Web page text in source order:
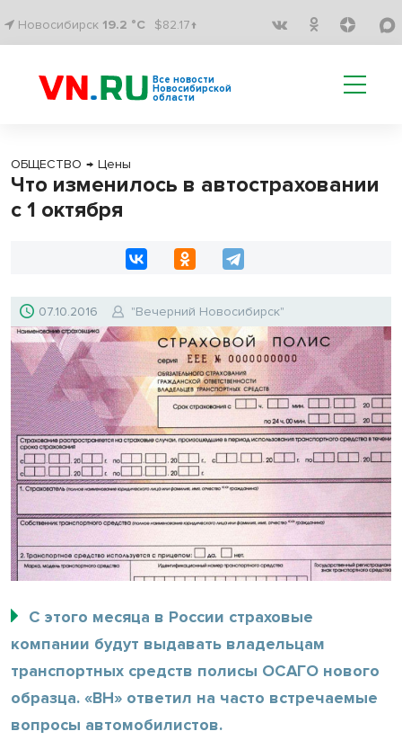
Новосибирск 19.2 °C $82.17↑
Все новости
Новосибирской
области
ОБЩЕСТВО → Цены
Что изменилось в автостраховании
с 1 октября
07.10.2016 "Вечерний Новосибирск"
С этого месяца в России страховые
компании будут выдавать владельцам
транспортных средств полисы ОСАГО нового
образца. «ВН» ответил на часто встречаемые
вопросы автомобилистов.